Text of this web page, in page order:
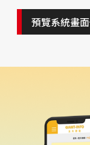
預覽系統畫面